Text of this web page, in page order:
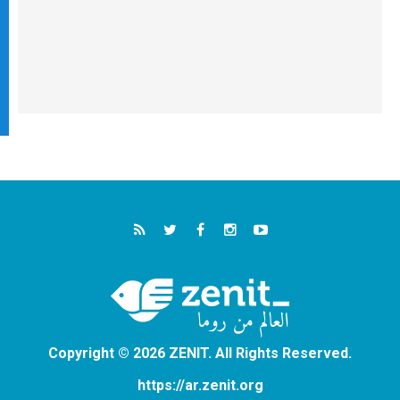
Copyright © 2026 ZENIT. All Rights Reserved.
https://ar.zenit.org